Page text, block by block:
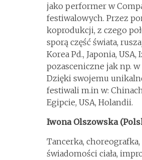
jako performer w
festiwalowych. Przez
koprodukcji, z czego
sporą część świata,
Korea Pd., Japonia,
pozasceniczne jak np.
Dzięki swojemu
festiwali m.in w:
Egipcie, USA, Holandii.
Iwona Olszowska
Tancerka,
świadomości ciała,